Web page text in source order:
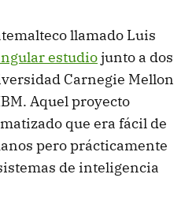
llamado Luis
estudiojunto a dos
Carnegie Mellon
Aquel proyecto
que era fácil de
pero prácticamente
de inteligencia